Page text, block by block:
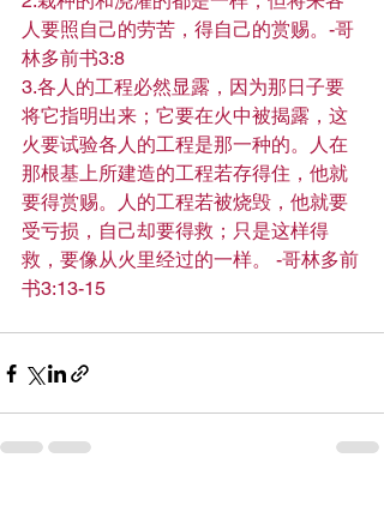
人要照自己的劳苦，得自己的赏赐。-哥
林多前书3:8
3.各人的工程必然显露，因为那日子要
将它指明出来；它要在火中被揭露，这
火要试验各人的工程是那一种的。人在
那根基上所建造的工程若存得住，他就
要得赏赐。人的工程若被烧毁，他就要
受亏损，自己却要得救；只是这样得
救，要像从火里经过的一样。 -哥林多前
书3:13-15